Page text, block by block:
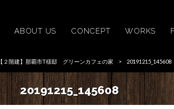
ABOUT US CONCEPT WORKS
【２階建】那覇市T様邸 グリーンカフェの家 > 20191215_145608
20191215_145608